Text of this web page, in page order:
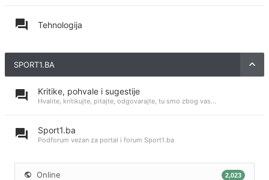
Tehnologija
SPORT1.BA
Kritike, pohvale i sugestije
Hvalite, kritikujte, pitajte, odgovarajte, tu smo zbog vas...
Sport1.ba
Podforum vezan za portal i forum Sport1.ba
Online 2,023